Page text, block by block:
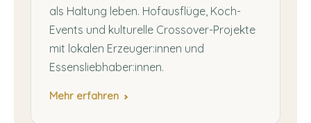
als Haltung leben. Hofausflüge, Koch-
Events und kulturelle Crossover-Projekte
mit lokalen Erzeuger:innen und
Essensliebhaber:innen.
Mehr erfahren